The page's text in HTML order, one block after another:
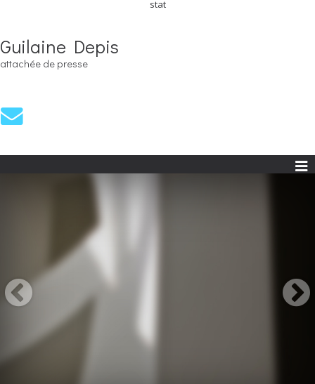
stat
Guilaine Depis
attachée de presse